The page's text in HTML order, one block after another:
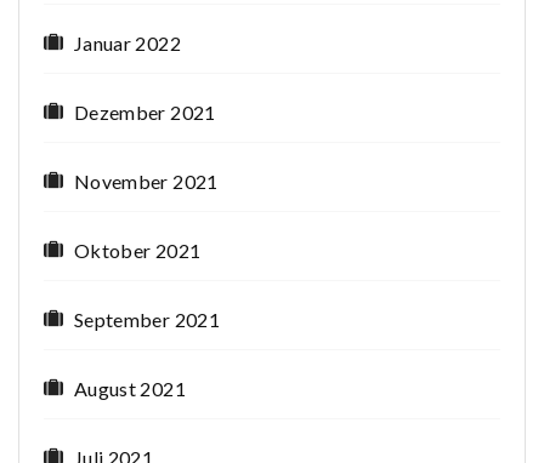
Januar 2022
Dezember 2021
November 2021
Oktober 2021
September 2021
August 2021
Juli 2021